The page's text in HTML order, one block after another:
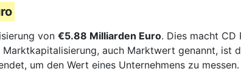
von €5.88 Milliarden Euro. Dies macht
auch Marktwert genannt, ist
um den Wert eines Unternehmens zu messen.